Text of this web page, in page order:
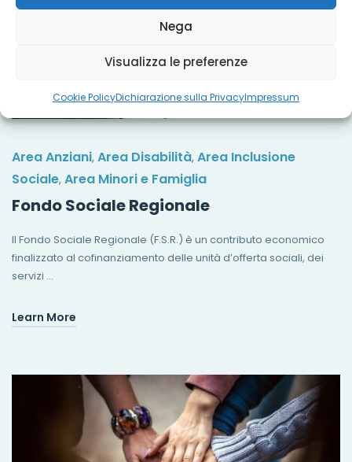
Nega
Visualizza le preferenze
Cookie PolicyDichiarazione sulla PrivacyImpressum
Area Anziani, Area Disabilità, Area Inclusione
Sociale, Area Minori e Famiglia
Fondo Sociale Regionale
Il Fondo Sociale Regionale (F.S.R.) è un contributo economico
finalizzato al cofinanziamento delle unità d’offerta sociali, dei
servizi …
Learn More